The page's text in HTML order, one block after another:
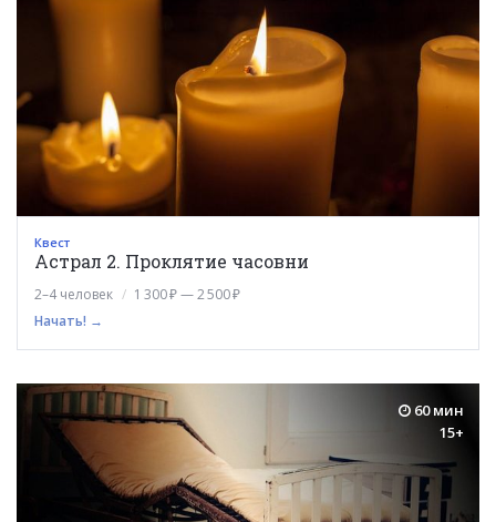
Квест
Астрал 2. Проклятие часовни
2–4 человек
1 300 ₽ — 2 500 ₽
Начать! →
60 мин
15+